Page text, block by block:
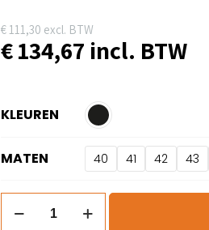
€111,30 excl. BTW
€134,67 incl. BTW
KLEUREN
MATEN 40 41 42 43